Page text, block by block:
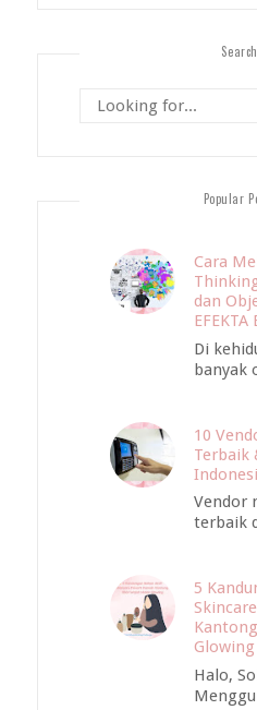
Search
Popular
Cara
dan
Di
banyak
10
Terbaik
Vendor
terbaik
5
Glowing
Halo,